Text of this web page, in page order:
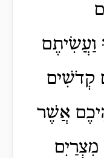
וַעֲשִׂיתֶם
קְדֹשִׁים
אֲשֶׁר